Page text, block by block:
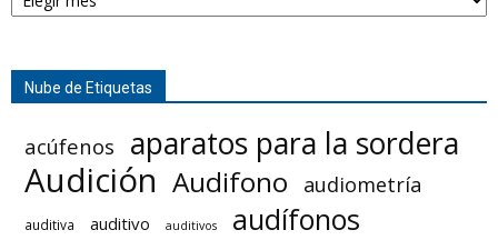
Nube de Etiquetas
acúfenos aparatos para la sordera
Audición Audifono audiometría
auditiva auditivo auditivos audífonos